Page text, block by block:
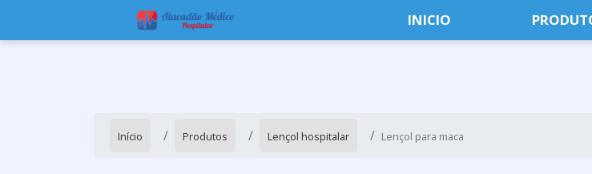
INICIO
Início Produtos Lençol hospitalar Lençol para maca